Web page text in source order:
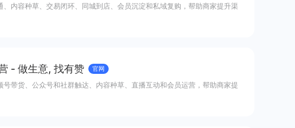
内容种草、交易闭环、同城到店、会员沉淀和私域复购，帮助商家提升渠
- 做生意, 找有赞 官网
带货、公众号和社群触达、内容种草、直播互动和会员运营，帮助商家提